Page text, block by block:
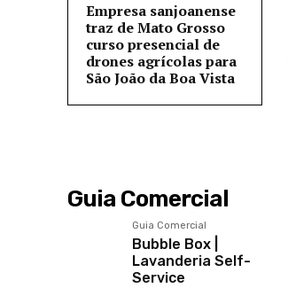
Empresa sanjoanense
traz de Mato Grosso
curso presencial de
drones agrícolas para
São João da Boa Vista
Guia Comercial
Guia Comercial
Bubble Box |
Lavanderia Self-
Service